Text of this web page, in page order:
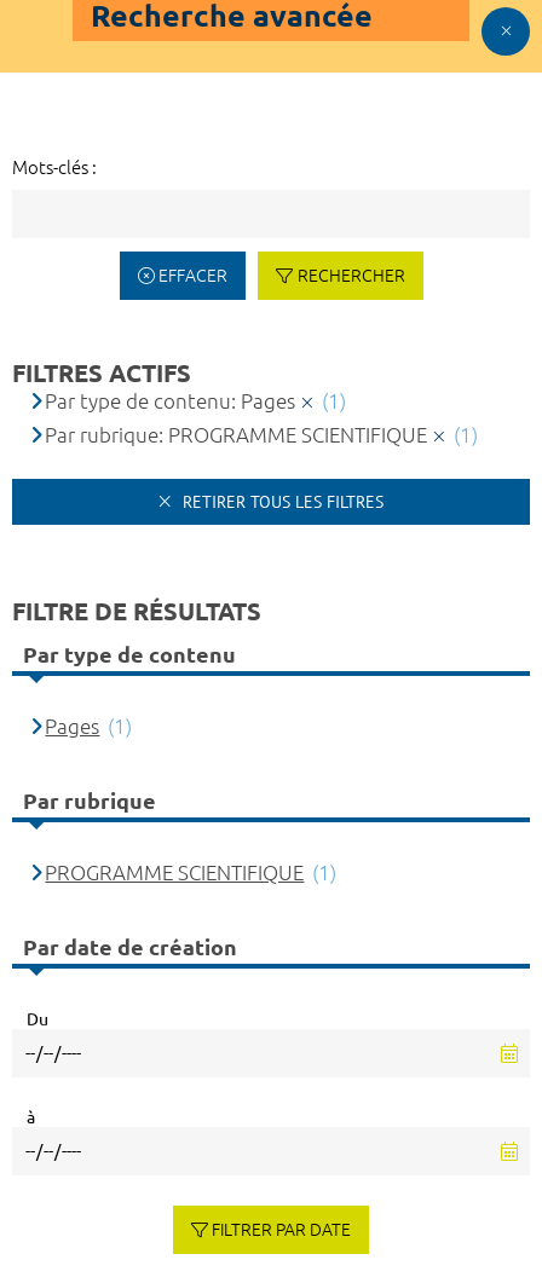
Recherche avancée
Mots-clés :
EFFACER RECHERCHER
FILTRES ACTIFS
Par type de contenu: Pages
(1)
Par rubrique: PROGRAMME SCIENTIFIQUE
(1)
RETIRER TOUS LES FILTRES
FILTRE DE RÉSULTATS
Par type de contenu
Pages (1)
Par rubrique
PROGRAMME SCIENTIFIQUE (1)
Par date de création
Du
à
FILTRER PAR DATE